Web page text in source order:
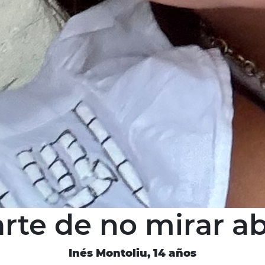
de no mirar
Inés Montoliu, 14 años